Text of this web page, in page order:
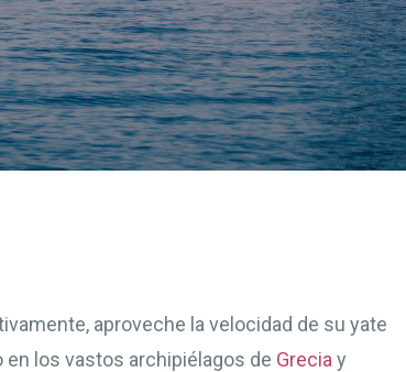
aproveche la velocidad de su yate
los vastos archipiélagos de Grecia y